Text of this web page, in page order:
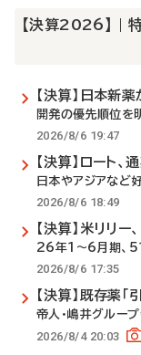
【決算2026】 |
【決算】日本新
開発の優先順位を
2026/8/6 19:47
【決算】ロート
日本やアジアなど
2026/8/6 18:49
【決算】米リリ
26年1～6月期、
2026/8/6 17:35
【決算】既存薬
帝人・嶋井グルー
2026/8/4 20:03